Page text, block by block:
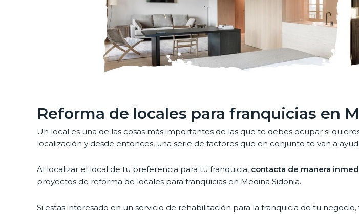
Reforma de locales para franquicias en
Un local es una de las cosas más importantes de las que te debes ocupar si
localización y desde entonces, una serie de factores que en conjunto te van a
Al localizar el local de tu preferencia para tu franquicia, contacta de manera
proyectos de reforma de locales para franquicias en Medina Sidonia.
Si estas interesado en un servicio de rehabilitación para la franquicia de tu negocio,